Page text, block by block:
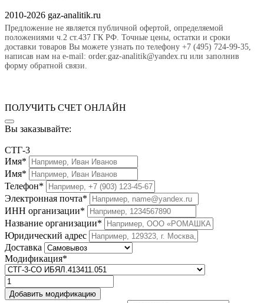
2010-2026 gaz-analitik.ru
Предложение не является публичной офертой, определяемой
положениями ч.2 ст.437 ГК РФ. Точные цены, остатки и сроки
доставки товаров Вы можете узнать по телефону +7 (495) 724-99-35,
написав нам на e-mail: order.gaz-analitik@yandex.ru или заполнив
форму обратной связи.
ПОЛУЧИТЬ СЧЕТ ОНЛАЙН
Вы заказывайте:
СТГ-3
Имя*
Имя*
Телефон*
Электронная почта*
ИНН организации*
Название организации*
Юридический адрес
Доставка
Модификация*
Добавить модификацию